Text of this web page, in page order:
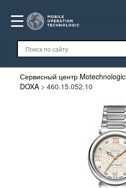
Сервисный центр Motechnologic
DOXA > 460.15.052.10